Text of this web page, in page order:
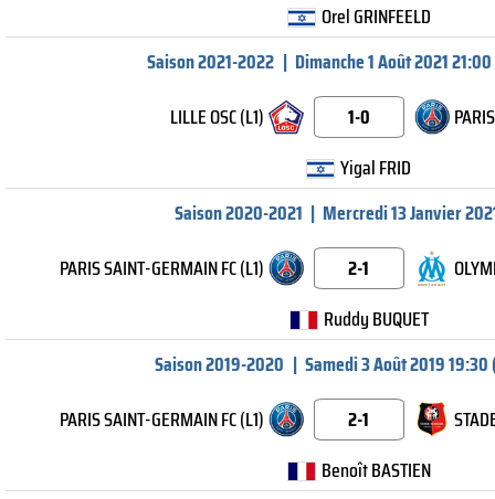
Orel GRINFEELD
Saison 2021-2022 | Dimanche 1 Août 2021
LILLE OSC (L1)
1-0
Yigal FRID
Saison 2020-2021 | Mercredi 13 Janvier
PARIS SAINT-GERMAIN FC (L1)
2-1
Ruddy BUQUET
Saison 2019-2020 | Samedi 3 Août 2019 19:30
PARIS SAINT-GERMAIN FC (L1)
2-1
Benoît BASTIEN